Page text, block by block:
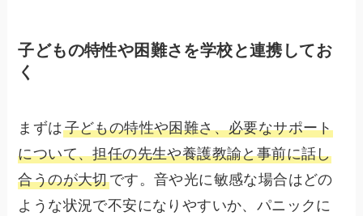
子どもの特性や困難さを学校と連携してお
く
まずは子どもの特性や困難さ、必要なサポート
について、担任の先生や養護教諭と事前に話し
合うのが大切です。音や光に敏感な場合はどの
ような状況で不安になりやすいか、パニックに